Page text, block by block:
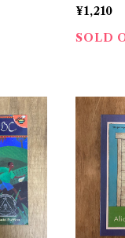
¥1,210
SOLD